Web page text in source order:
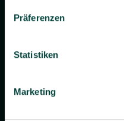
Präferenzen
Statistiken
Marketing
Herbert-Rabius-Str. 24